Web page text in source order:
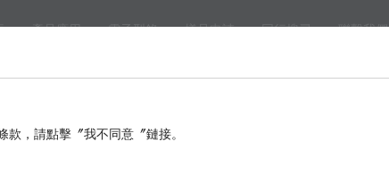
產品應用 電子型錄 樣品申請 同行搜尋 聯繫我們
，請點擊〞我不同意〞鏈接。